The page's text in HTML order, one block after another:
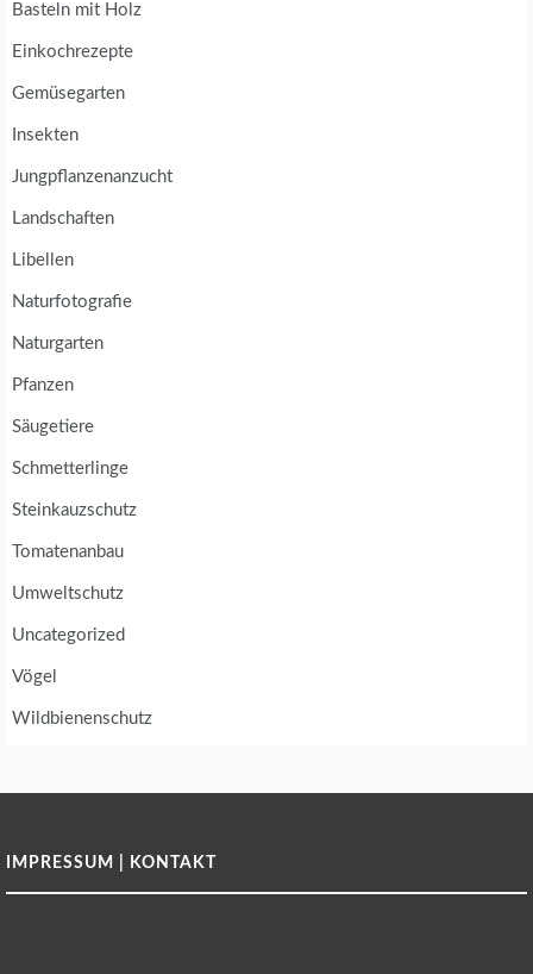
Basteln mit Holz
Einkochrezepte
Gemüsegarten
Insekten
Jungpflanzenanzucht
Landschaften
Libellen
Naturfotografie
Naturgarten
Pfanzen
Säugetiere
Schmetterlinge
Steinkauzschutz
Tomatenanbau
Umweltschutz
Uncategorized
Vögel
Wildbienenschutz
IMPRESSUM | KONTAKT